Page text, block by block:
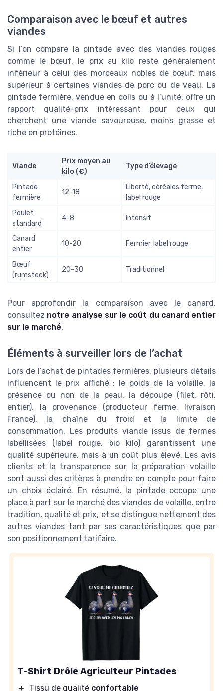
Comparaison avec le bœuf et autres
viandes
Si l’on compare la pintade avec des viandes rouges
comme le bœuf, le prix au kilo reste généralement
inférieur à celui des morceaux nobles de bœuf, mais
supérieur à certaines viandes de porc ou de veau. La
pintade fermière, vendue en colis ou à l’unité, offre un
rapport qualité-prix intéressant pour ceux qui
cherchent une viande savoureuse, moins grasse et
riche en protéines.
Viande
Prix moyen au
kilo (€)
Type d’élevage
Pintade
fermière
12-18
Liberté, céréales ferme,
label rouge
Poulet
standard
4-8 Intensif
Canard
entier
10-20 Fermier, label rouge
Bœuf
(rumsteck)
20-30 Traditionnel
Pour approfondir la comparaison avec le canard,
consultez notre analyse sur le coût du canard entier
sur le marché.
Éléments à surveiller lors de l’achat
Lors de l’achat de pintades fermières, plusieurs détails
influencent le prix affiché : le poids de la volaille, la
présence ou non de la peau, la découpe (filet, rôti,
entier), la provenance (producteur ferme, livraison
France), la chaîne du froid et la limite de
consommation. Les produits viande issus de fermes
labellisées (label rouge, bio kilo) garantissent une
qualité supérieure, mais à un coût plus élevé. Les avis
clients et la transparence sur la préparation volaille
sont aussi des critères à prendre en compte pour faire
un choix éclairé. En résumé, la pintade occupe une
place à part sur le marché des viandes de volaille, entre
tradition, qualité et prix, et se distingue nettement des
autres viandes tant par ses caractéristiques que par
son positionnement tarifaire.
T-Shirt Drôle Agriculteur Pintades
＋ Tissu de qualité confortable